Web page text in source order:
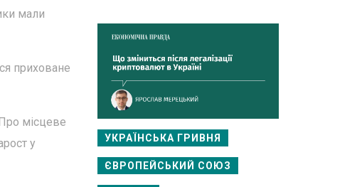
мали
приховане
місцеве
у
УКРАЇНСЬКА ГРИВНЯ
ЄВРОПЕЙСЬКИЙ СОЮЗ